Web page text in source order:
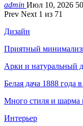
admin Июл 10, 2026 50
Prev Next 1 из 71
Дизайн
Приятный
Арки и натуральный
Белая дача 1888 года
Много стиля и шарма
Интерьер